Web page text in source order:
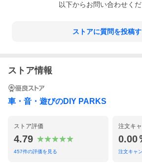
以下からお問い合わせくだ
ストアに質問を投稿
ストア情報
車・音・遊びのDIY PARKS
ストア評価
4.79
457件の評価を見る
注文キ
0.00
注文キャ